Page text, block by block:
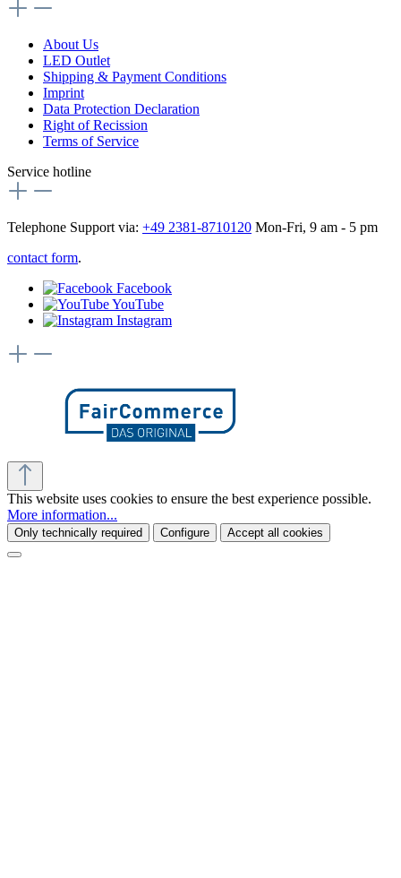
About Us
LED Outlet
Shipping & Payment Conditions
Imprint
Data Protection Declaration
Right of Recission
Terms of Service
Service hotline
Telephone Support via: +49 2381-8710120 Mon-Fri, 9 am - 5 pm
contact form.
Facebook
YouTube
Instagram
This website uses cookies to ensure the best experience possible.
More information...
Only technically required Configure Accept all cookies